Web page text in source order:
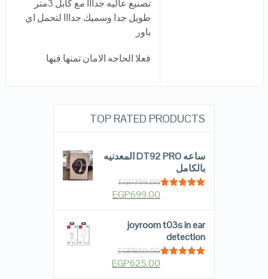
تصنيع عاليه جدااا مع كابل 3متر
طويل جدا وسميك جدااا لتحمل اي
باور
فعلا الحاجه الامان تمنها فيها
TOP RATED PRODUCTS
ساعه DT92 PRO المعدنيه
بالكامل
EGP799.00
EGP699.00
joyroom t03s in ear
detection
EGP850.00
EGP625.00